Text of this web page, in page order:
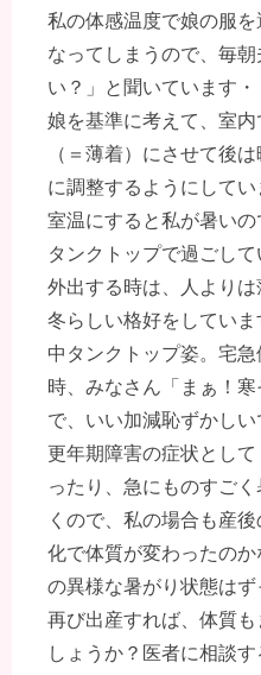
私の体感温度で娘の服
なってしまうので、毎
い？」と聞いています・
娘を基準に考えて、室
（＝薄着）にさせて後
に調整するようにして
室温にすると私が暑い
タンクトップで過ごして
外出する時は、人より
冬らしい格好をしてい
中タンクトップ姿。宅
時、みなさん「まぁ！
で、いい加減恥ずかしい
更年期障害の症状とし
ったり、急にものすご
くので、私の場合も産
化で体質が変わったの
の異様な暑がり状態は
再び出産すれば、体質
しょうか？医者に相談